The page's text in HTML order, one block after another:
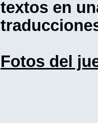
textos en
Fotos del